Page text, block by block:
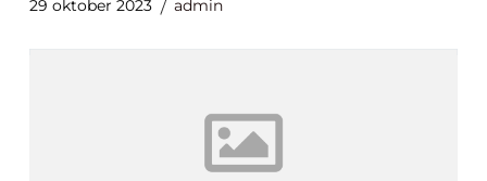
29 oktober 2023 admin